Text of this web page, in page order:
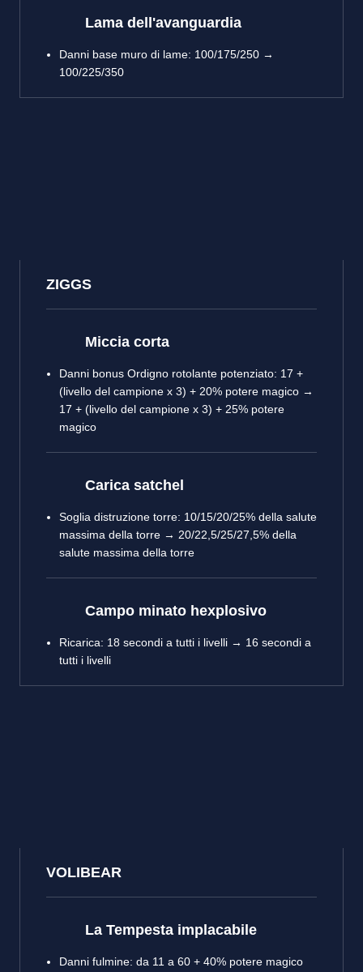
Lama dell'avanguardia
Danni base muro di lame: 100/175/250 →
100/225/350
ZIGGS
Miccia corta
Danni bonus Ordigno rotolante potenziato: 17 +
(livello del campione x 3) + 20% potere magico →
17 + (livello del campione x 3) + 25% potere
magico
Carica satchel
Soglia distruzione torre: 10/15/20/25% della salute
massima della torre → 20/22,5/25/27,5% della
salute massima della torre
Campo minato hexplosivo
Ricarica: 18 secondi a tutti i livelli → 16 secondi a
tutti i livelli
VOLIBEAR
La Tempesta implacabile
Danni fulmine: da 11 a 60 + 40% potere magico